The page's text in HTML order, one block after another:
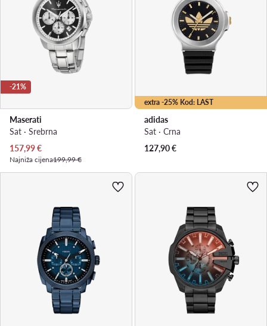
-21%
Maserati
Sat · Srebrna
Trenutna cijena
157,99€
Najniža cijena199,99 €
extra -25% Kod: LAST
adidas
Sat · Crna
127,90€